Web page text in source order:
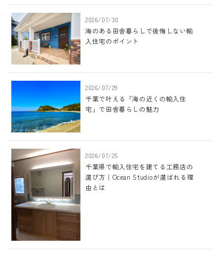
2026/07/30
海のある田舎暮らしで後悔しない輸
入住宅のポイント
2026/07/29
千葉で叶える「海の近くの輸入住
宅」で田舎暮らしの魅力
2026/07/25
千葉県で輸入住宅を建てる工務店の
選び方｜Ocean Studioが選ばれる理
由とは